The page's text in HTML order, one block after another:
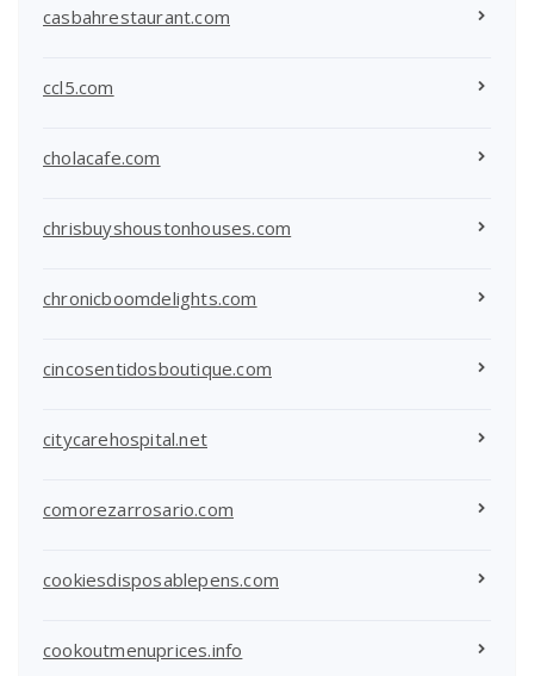
casbahrestaurant.com
ccl5.com
cholacafe.com
chrisbuyshoustonhouses.com
chronicboomdelights.com
cincosentidosboutique.com
citycarehospital.net
comorezarrosario.com
cookiesdisposablepens.com
cookoutmenuprices.info